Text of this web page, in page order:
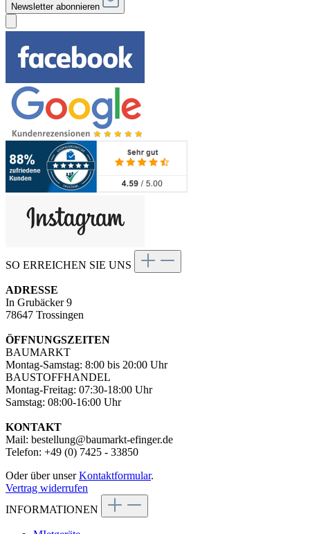
Newsletter abonnieren
SO ERREICHEN SIE UNS
ADRESSE
In Grubäcker 9
78647 Trossingen
ÖFFNUNGSZEITEN
BAUMARKT
Montag-Samstag: 8:00 bis 20:00 Uhr
BAUSTOFFHANDEL
Montag-Freitag: 07:30-18:00 Uhr
Samstag: 08:00-16:00 Uhr
KONTAKT
Mail: bestellung@baumarkt-efinger.de
Telefon: +49 (0) 7425 - 33850
Oder über unserKontaktformular.
Vertrag widerrufen
INFORMATIONEN